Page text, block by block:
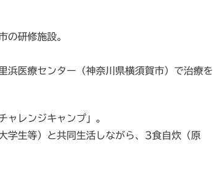
の研修施設。
浜医療センター（神奈川県横須賀市）で治療を
ャレンジキャンプ」。
生等）と共同生活しながら、3食自炊（原